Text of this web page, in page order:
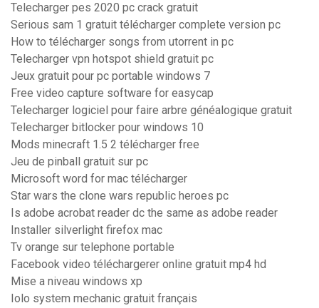
Telecharger pes 2020 pc crack gratuit
Serious sam 1 gratuit télécharger complete version pc
How to télécharger songs from utorrent in pc
Telecharger vpn hotspot shield gratuit pc
Jeux gratuit pour pc portable windows 7
Free video capture software for easycap
Telecharger logiciel pour faire arbre généalogique gratuit
Telecharger bitlocker pour windows 10
Mods minecraft 1.5 2 télécharger free
Jeu de pinball gratuit sur pc
Microsoft word for mac télécharger
Star wars the clone wars republic heroes pc
Is adobe acrobat reader dc the same as adobe reader
Installer silverlight firefox mac
Tv orange sur telephone portable
Facebook video téléchargerer online gratuit mp4 hd
Mise a niveau windows xp
Iolo system mechanic gratuit français